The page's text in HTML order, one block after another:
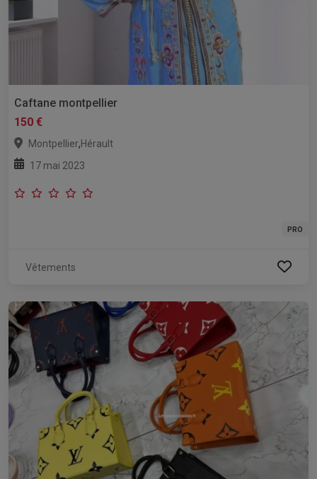
Caftane montpellier
150 €
Montpellier,Hérault
17 mai 2023
PRO
Vêtements